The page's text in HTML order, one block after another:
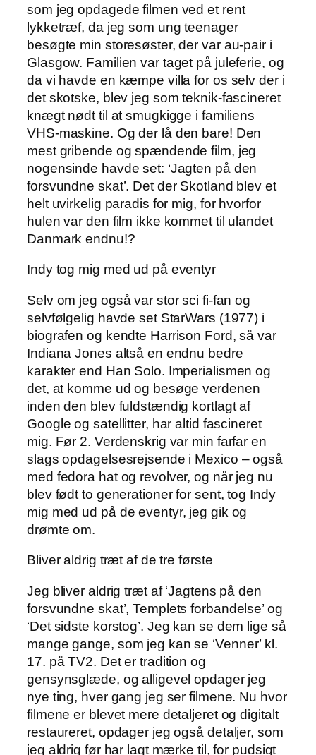
som jeg opdagede filmen ved et rent
lykketræf, da jeg som ung teenager
besøgte min storesøster, der var au-pair i
Glasgow. Familien var taget på juleferie, og
da vi havde en kæmpe villa for os selv der i
det skotske, blev jeg som teknik-fascineret
knægt nødt til at smugkigge i familiens
VHS-maskine. Og der lå den bare! Den
mest gribende og spændende film, jeg
nogensinde havde set: ‘Jagten på den
forsvundne skat’. Det der Skotland blev et
helt uvirkelig paradis for mig, for hvorfor
hulen var den film ikke kommet til ulandet
Danmark endnu!?
Indy tog mig med ud på eventyr
Selv om jeg også var stor sci fi-fan og
selvfølgelig havde set StarWars (1977) i
biografen og kendte Harrison Ford, så var
Indiana Jones altså en endnu bedre
karakter end Han Solo. Imperialismen og
det, at komme ud og besøge verdenen
inden den blev fuldstændig kortlagt af
Google og satellitter, har altid fascineret
mig. Før 2. Verdenskrig var min farfar en
slags opdagelsesrejsende i Mexico – også
med fedora hat og revolver, og når jeg nu
blev født to generationer for sent, tog Indy
mig med ud på de eventyr, jeg gik og
drømte om.
Bliver aldrig træt af de tre første
Jeg bliver aldrig træt af ‘Jagtens på den
forsvundne skat’, Templets forbandelse’ og
‘Det sidste korstog’. Jeg kan se dem lige så
mange gange, som jeg kan se ‘Venner’ kl.
17. på TV2. Det er tradition og
gensynsglæde, og alligevel opdager jeg
nye ting, hver gang jeg ser filmene. Nu hvor
filmene er blevet mere detaljeret og digitalt
restaureret, opdager jeg også detaljer, som
jeg aldrig før har lagt mærke til, for pudsigt